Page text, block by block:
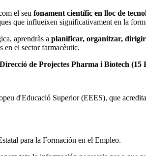
el seu fonament científic en lloc de
que influeixen significativament en la
aprendràs a planificar, organitzar, dirigir
en el sector farmacèutic.
de Projectes Pharma i Biotech (15
d'Educació Superior (EEES), que
para la Formación en el Empleo.